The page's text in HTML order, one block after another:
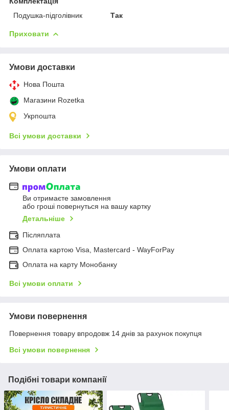
Подушка-підголівник
Так
Приховати
Умови доставки
Нова Пошта
Магазини Rozetka
Укрпошта
Всі умови доставки
Умови оплати
Ви отримаєте замовлення
або гроші повернуться на вашу картку
Детальніше
Післяплата
Оплата картою Visa, Mastercard - WayForPay
Оплата на карту Монобанку
Всі умови оплати
Умови повернення
Повернення товару впродовж 14 днів за рахунок покупця
Всі умови повернення
Подібні товари компанії